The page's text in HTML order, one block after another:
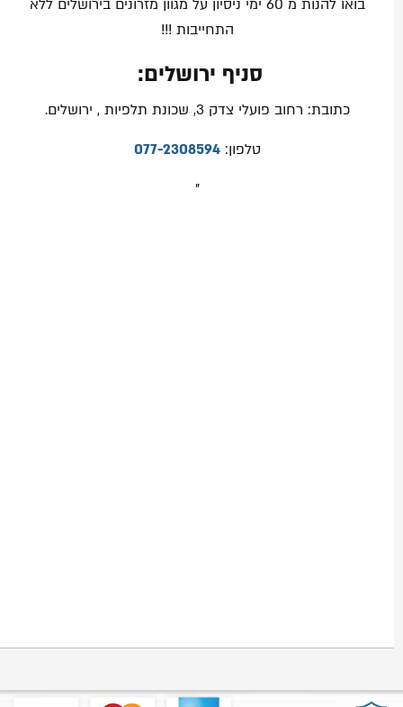
בואו להנות מ 60 ימי ניסיון על מגוון מזרונים בירושלים ללא
התחייבות !!!
סניף ירושלים:
כתובת: רחוב פועלי צדק 3, שכונת תלפיות , ירושלים.
טלפון:077-2308594
"